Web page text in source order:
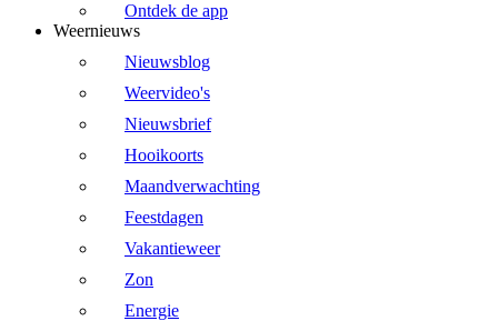
Ontdek de app
Weernieuws
Nieuwsblog
Weervideo's
Nieuwsbrief
Hooikoorts
Maandverwachting
Feestdagen
Vakantieweer
Zon
Energie